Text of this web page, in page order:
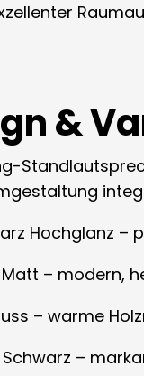
&
Hochglanz –
– modern,
– warme
Schwarz –